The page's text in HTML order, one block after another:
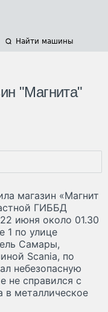
Найти машины
"Магнита"
магазин «Магнит
ГИББД
июня около 01.30
1 по улице
Самары,
Scania, по
небезопасную
не справился с
в металлическое